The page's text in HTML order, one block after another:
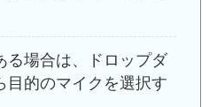
る場合は、ドロップダ
目的のマイクを選択す